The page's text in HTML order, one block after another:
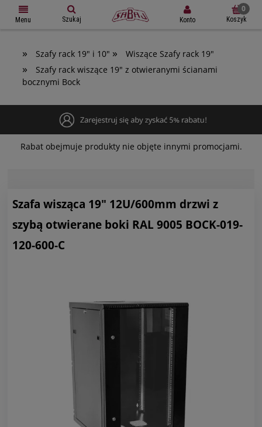
Menu Szukaj Konto Koszyk
» Szafy rack 19" i 10" » Wiszące Szafy rack 19"
»
Szafy rack wiszące 19" z otwieranymi ścianami
bocznymi Bock
Rabat obejmuje produkty nie objęte innymi promocjami.
Szafa wisząca 19" 12U/600mm drzwi z
szybą otwierane boki RAL 9005 BOCK-019-
120-600-C